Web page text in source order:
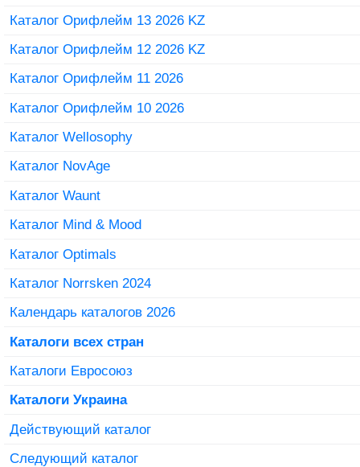
Каталог Орифлейм 13 2026 KZ
Каталог Орифлейм 12 2026 KZ
Каталог Орифлейм 11 2026
Каталог Орифлейм 10 2026
Каталог Wellosophy
Каталог NovAge
Каталог Waunt
Каталог Mind & Mood
Каталог Optimals
Каталог Norrsken 2024
Календарь каталогов 2026
Каталоги всех стран
Каталоги Евросоюз
Каталоги Украина
Действующий каталог
Следующий каталог